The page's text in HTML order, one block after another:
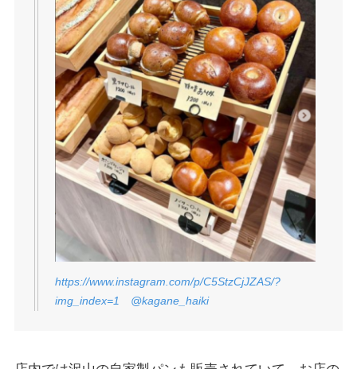
https://www.instagram.com/p/C5StzCjJZAS/?
img_index=1
@kagane_haiki